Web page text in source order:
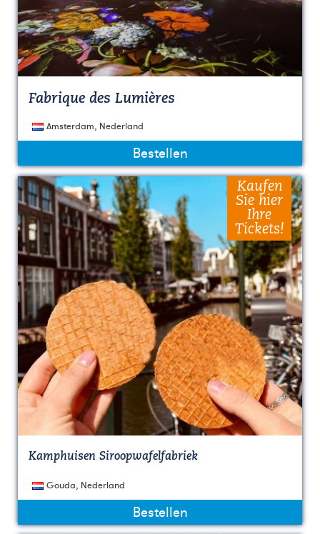
Fabrique des Lumières
Amsterdam, Nederland
Bestellen
Kaufen
Sie hier
Ihre
Tickets!
Kamphuisen Siroopwafelfabriek
Gouda, Nederland
Bestellen